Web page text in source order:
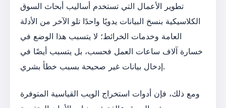
تطوير الأعمال التي تستخدم أساليب أبحاث السوق
الكلاسيكية بنسخ البيانات يدويًا واحدًا تلو الآخر من الأدلة
العامة وخدمات الخرائط؛ لا يتسبب هذا الوضع في
خسارة آلاف ساعات العمل فحسب، بل يتسبب أيضًا في
إدخال بيانات غير صحيحة بسبب خطأ بشري.
ومع ذلك، فإن أدوات استخراج الويب القياسية المتوفرة